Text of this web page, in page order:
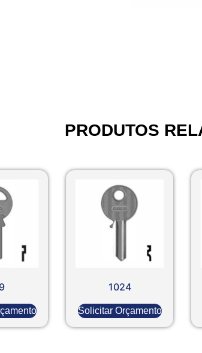
PRODUTOS
1024
Solicitar Orçamento